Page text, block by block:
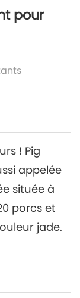
pour
! Pig
appelée
située à
porcs et
jade.